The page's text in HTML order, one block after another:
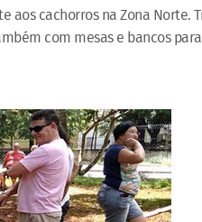
cachorros na Zona Norte.
com mesas e bancos